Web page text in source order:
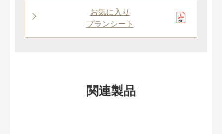
お気に入り
プランシート
関連製品